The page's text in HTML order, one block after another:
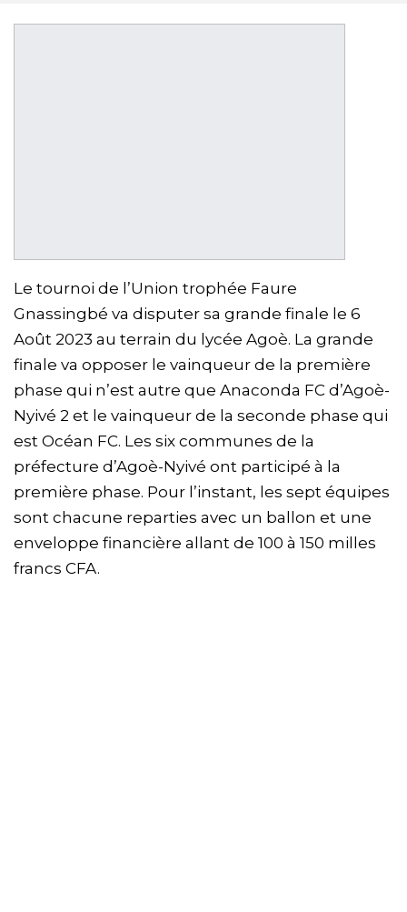
Le tournoi de l’Union trophée Faure
Gnassingbé va disputer sa grande finale le 6
Août 2023 au terrain du lycée Agoè. La grande
finale va opposer le vainqueur de la première
phase qui n’est autre que Anaconda FC d’Agoè-
Nyivé 2 et le vainqueur de la seconde phase qui
est Océan FC. Les six communes de la
préfecture d’Agoè-Nyivé ont participé à la
première phase. Pour l’instant, les sept équipes
sont chacune reparties avec un ballon et une
enveloppe financière allant de 100 à 150 milles
francs CFA.